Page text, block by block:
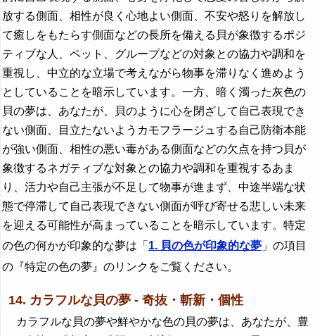
放する側面、相性が良く心地よい側面、不安や怒りを解放し
て癒しをもたらす側面などの長所を備える貝が象徴するポジ
ティブな人、ペット、グループなどの対象との協力や調和を
重視し、中立的な立場で考えながら物事を滞りなく進めよう
としていることを暗示しています。一方、暗く濁った灰色の
貝の夢は、あなたが、貝のように心を閉ざして自己表現でき
ない側面、目立たないようカモフラージュする自己防衛本能
が強い側面、相性の悪い毒がある側面などの欠点を持つ貝が
象徴するネガティブな対象との協力や調和を重視するあま
り、活力や自己主張が不足して物事が進まず、中途半端な状
態で停滞して自己表現できない側面が呼び寄せる悲しい未来
を迎える可能性が高まっていることを暗示しています。特定
の色の何かが印象的な夢は「 1. 貝の色が印象的な夢 」の項目
の『特定の色の夢』のリンクをご覧ください。
14. カラフルな貝の夢 - 奇抜・斬新・個性
カラフルな貝の夢や鮮やかな色の貝の夢は、あなたが、豊